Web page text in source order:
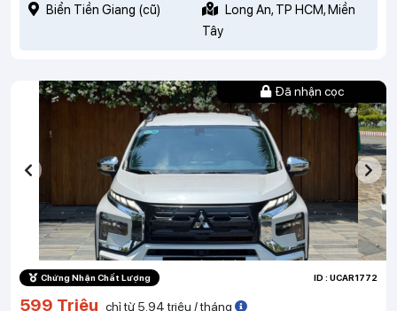
Biển Tiền Giang (cũ)
Long An, TP HCM, Miền
Tây
Đã nhận cọc
Chứng Nhận Chất Lượng ID : UCAR1772
599 Triệu chỉ từ 5.94 triệu / tháng